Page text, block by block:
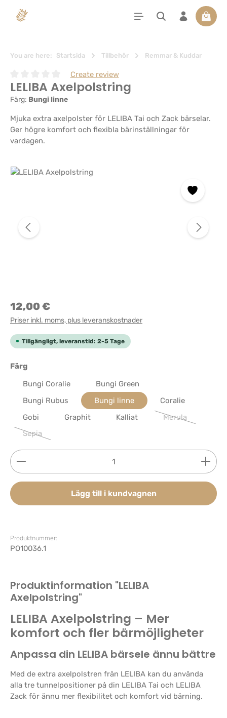
You are here: Startsida Tillbehör Remmar & Kuddar
Genomsnittligt betyg på 0 av 5 stjärnor
Create review
LELIBA Axelpolstring
Färg: Bungi linne
Mjuka extra axelpolster för LELIBA Tai och Zack bärselar.
Ger högre komfort och flexibla bärinställningar för
vardagen.
Hoppa över bildgalleri
12,00 €
Priser inkl. moms, plus leveranskostnader
Tillgängligt, leveranstid: 2-5 Tage
Välj
Färg
Bungi Coralie
Bungi Green
Bungi Rubus
Bungi linne
Coralie
Gobi
Graphit Kalliat Merula
(Det här
Sepia
(Det här alternativet är för närvarande inte tillgängligt.)
Produktkvantitet: Ange önskat belopp eller
Lägg till i kundvagnen
Produktnummer:
PO10036.1
Produktinformation "LELIBA
Axelpolstring"
LELIBA Axelpolstring – Mer
komfort och fler bärmöjligheter
Anpassa din LELIBA bärsele ännu bättre
Med de extra axelpolstren från LELIBA kan du använda
alla tre tunnelpositioner på din LELIBA Tai och LELIBA
Zack för ännu mer flexibilitet och komfort vid bärning.